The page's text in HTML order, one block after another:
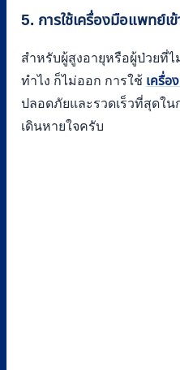
5. การใช้เครื่องมือแพทย์เ
สำหรับผู้สูงอายุหรือผู้ป่วยที่
ทำไง ก็ไม่ออก การใช้ เครื่อ
ปลอดภัยและรวดเร็วที่สุดใน
เดินหายใจครับ